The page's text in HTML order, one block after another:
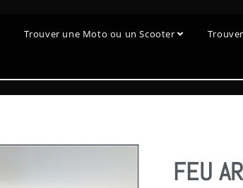
Trouver une Moto ou un Scooter
FEU